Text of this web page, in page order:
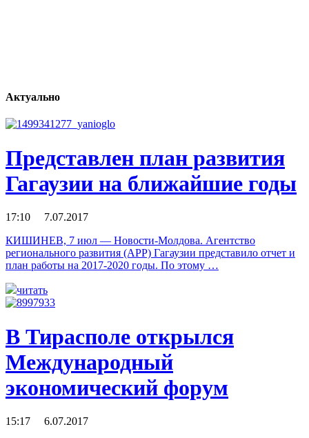
Актуально
Представлен план развития
Гагаузии на ближайшие годы
17:10 7.07.2017
КИШИНЕВ, 7 июл — Новости-Молдова. Агентство
регионального развития (АРР) Гагаузии представило отчет и
план работы на 2017-2020 годы. По этому …
читать
В Тирасполе открылся
Международный
экономический форум
15:17 6.07.2017